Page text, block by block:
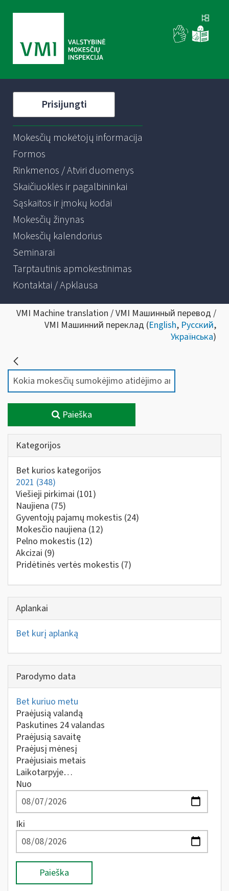
Prisijungti
Mokesčių mokėtojų informacija
Formos
Rinkmenos / Atviri duomenys
Skaičiuoklės ir pagalbininkai
Sąskaitos ir įmokų kodai
Mokesčių žinynas
Mokesčių kalendorius
Seminarai
Tarptautinis apmokestinimas
Kontaktai / Apklausa
VMI Machine translation / VMI Машинный перевод /
VMI Машинний переклад (English, Русский,
Українська)
Paieška
Kategorijos
Bet kurios kategorijos
2021 (348)
Viešieji pirkimai (101)
Naujiena (75)
Gyventojų pajamų mokestis (24)
Mokesčio naujiena (12)
Pelno mokestis (12)
Akcizai (9)
Pridėtinės vertės mokestis (7)
Aplankai
Bet kurį aplanką
Parodymo data
Bet kuriuo metu
Praėjusią valandą
Paskutines 24 valandas
Praėjusią savaitę
Praėjusį mėnesį
Praėjusiais metais
Laikotarpyje…
Nuo
Iki
Paieška